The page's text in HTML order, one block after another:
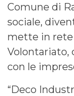
Comune di
sociale,
mette in
Volontariato,
con le
“Deco